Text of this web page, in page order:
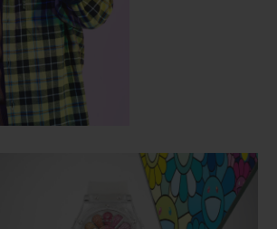
du modèle Classic Fusion,
mm de diamètre est taillé
de saphir, une prouesse
dont Hublot a été précurseur.
affiche un sourire
visage tridimensionnel
du cadran de la